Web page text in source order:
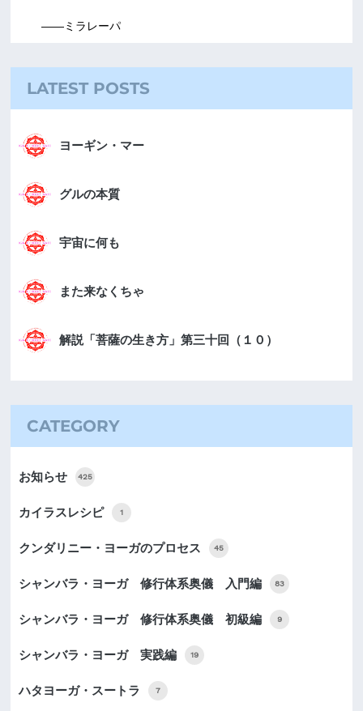
――ミラレーパ
LATEST POSTS
ヨーギン・マー
グルの本質
宇宙に何も
また来なくちゃ
解説「菩薩の生き方」第三十回（１０）
CATEGORY
お知らせ 425
カイラスレシピ 1
クンダリニー・ヨーガのプロセス 45
シャンバラ・ヨーガ 修行体系奥儀 入門編 83
シャンバラ・ヨーガ 修行体系奥儀 初級編 9
シャンバラ・ヨーガ 実践編 19
ハタヨーガ・スートラ 7